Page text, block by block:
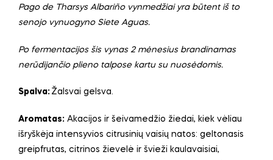
Pago de Tharsys Albariño vynmedžiai yra būtent iš to
senojo vynuogyno Siete Aguas.
Po fermentacijos šis vynas 2 mėnesius brandinamas
nerūdijančio plieno talpose kartu su nuosėdomis.
Spalva: Žalsvai gelsva.
Aromatas: Akacijos ir šeivamedžio žiedai, kiek vėliau
išryškėja intensyvios citrusinių vaisių natos: geltonasis
greipfrutas, citrinos žievelė ir švieži kaulavaisiai,